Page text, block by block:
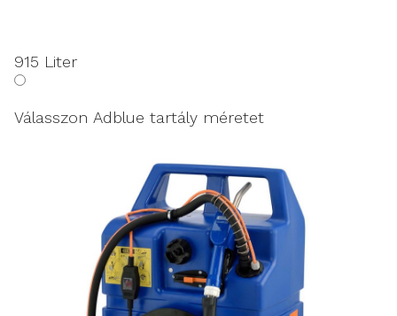
915 Liter
Válasszon Adblue tartály méretet